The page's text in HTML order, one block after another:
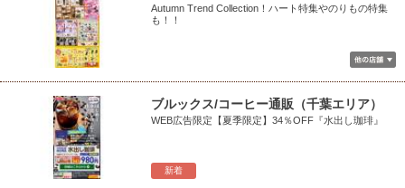
Autumn Trend Collection！ハート特集やのりもの特集
も！！
新着
ブルックス/コーヒー通販（千葉エリア）
WEB広告限定【夏季限定】34％OFF『水出し珈琲』